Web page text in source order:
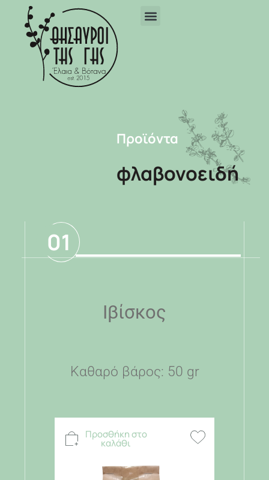
Προϊόντα
φλαβονοειδή
01
Ιβίσκος
Καθαρό βάρος: 50 gr
Προσθήκη στο
καλάθι